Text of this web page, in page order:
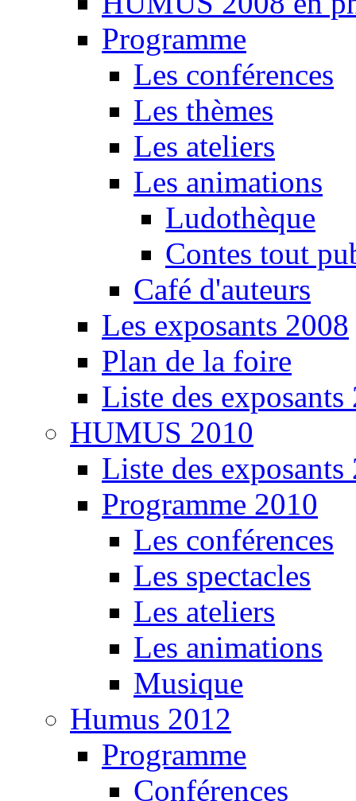
Programme
Les conférences
Les thèmes
Les ateliers
Les animations
Ludothèque
Contes tout
Café d'auteurs
Les exposants 2008
Plan de la foire
Liste des exposants
HUMUS 2010
Liste des exposants
Programme 2010
Les conférences
Les spectacles
Les ateliers
Les animations
Musique
Humus 2012
Programme
Conférences